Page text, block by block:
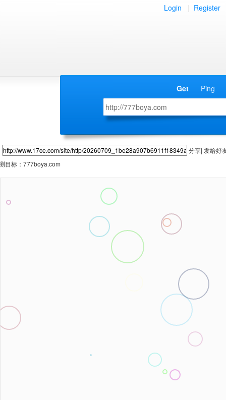
Login Register
Get Ping
分享| 发给好
目标： 777boya.com